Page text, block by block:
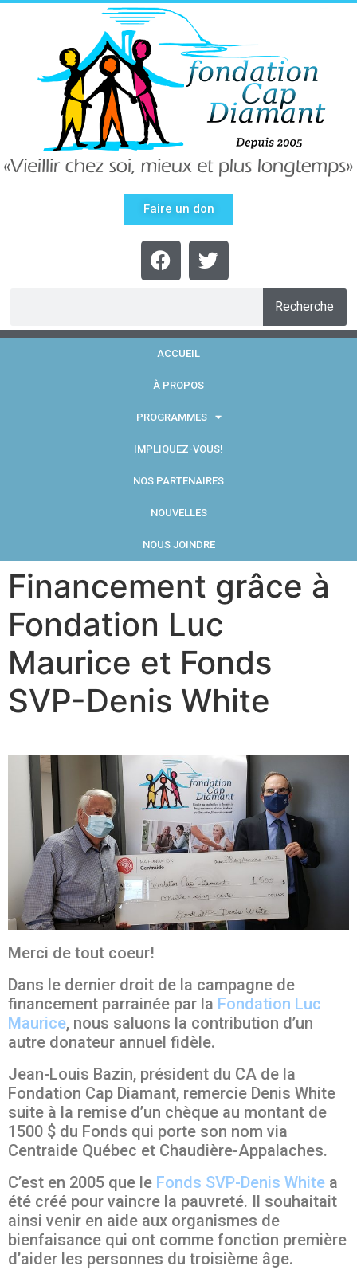
Faire un don
Recherche
ACCUEIL
À PROPOS
PROGRAMMES
IMPLIQUEZ-VOUS!
NOS PARTENAIRES
NOUVELLES
NOUS JOINDRE
Financement grâce à
Fondation Luc
Maurice et Fonds
SVP-Denis White
Merci de tout coeur!
Dans le dernier droit de la campagne de
financement parrainée par la Fondation Luc
Maurice, nous saluons la contribution d’un
autre donateur annuel fidèle.
Jean-Louis Bazin, président du CA de la
Fondation Cap Diamant, remercie Denis White
suite à la remise d’un chèque au montant de
1500 $ du Fonds qui porte son nom via
Centraide Québec et Chaudière-Appalaches.
C’est en 2005 que le Fonds SVP-Denis White a
été créé pour vaincre la pauvreté. Il souhaitait
ainsi venir en aide aux organismes de
bienfaisance qui ont comme fonction première
d’aider les personnes du troisième âge.